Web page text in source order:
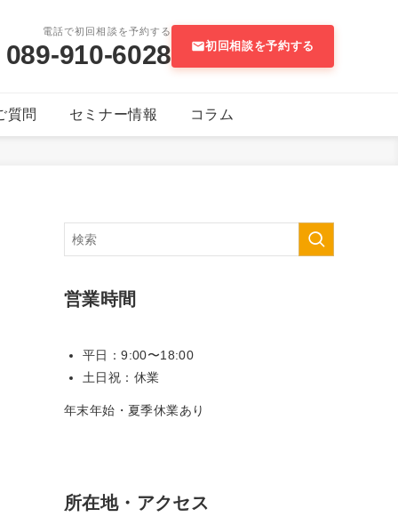
電話で初回相談を予約する
089-910-6028 初回相談を予約する
質問 セミナー情報 コラム
営業時間
平日：9:00〜18:00
土日祝：休業
年末年始・夏季休業あり
所在地・アクセス